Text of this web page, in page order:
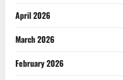
April 2026
March 2026
February 2026